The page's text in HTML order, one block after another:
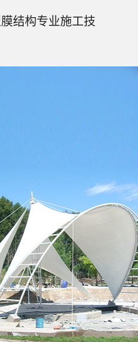
结构专业施工技